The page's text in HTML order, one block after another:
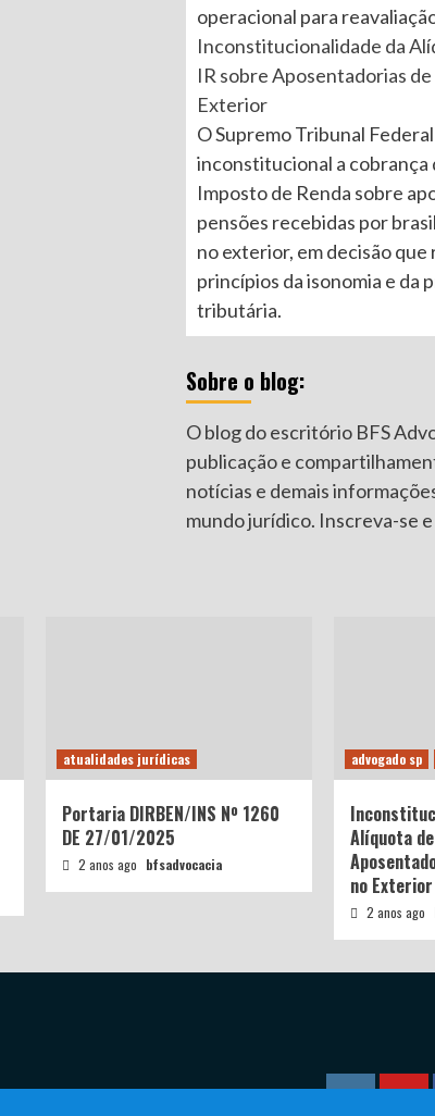
operacional para
Inconstitucionalidade da
IR sobre Aposentadorias
Exterior
O Supremo Tribunal
inconstitucional a cobrança
Imposto de Renda sobre
pensões recebidas por
no exterior, em decisão que
princípios da isonomia e da
tributária.
Sobre o blog:
O blog do escritório BFS
publicação e
notícias e demais
mundo jurídico. Inscreva-se
atualidades jurídicas
Portaria DIRBEN/INS Nº 1260
DE 27/01/2025
2 anos ago bfsadvocacia
advogado sp
Alíquota
no Exterior
2 anos ago